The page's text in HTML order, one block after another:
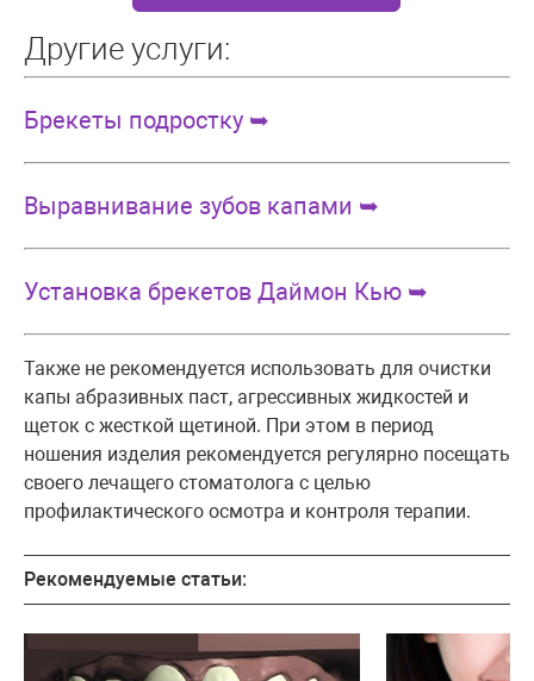
Другие услуги:
Брекеты подростку ➥
Выравнивание зубов капами ➥
Установка брекетов Даймон Кью ➥
Также не рекомендуется использовать для очистки
капы абразивных паст, агрессивных жидкостей и
щеток с жесткой щетиной. При этом в период
ношения изделия рекомендуется регулярно посещать
своего лечащего стоматолога с целью
профилактического осмотра и контроля терапии.
Рекомендуемые статьи: